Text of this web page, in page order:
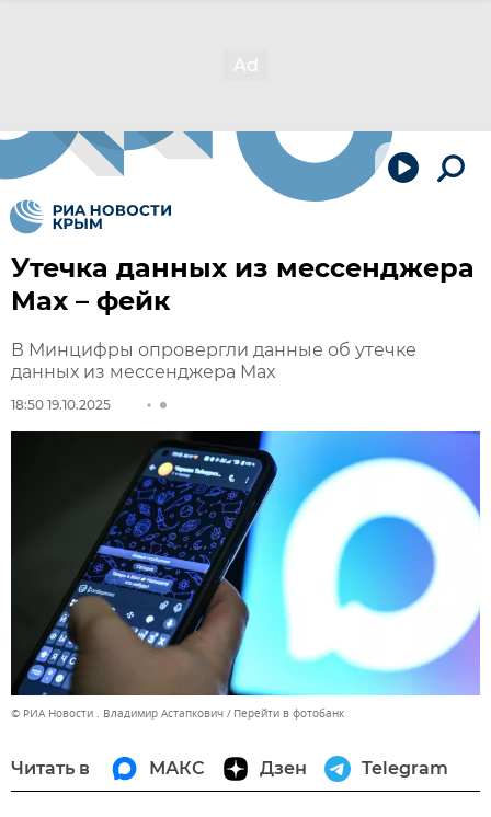
Утечка данных из мессенджера
Max – фейк
В Минцифры опровергли данные об утечке
данных из мессенджера Max
18:50 19.10.2025
© РИА Новости . Владимир Астапкович Перейти в фотобанк
Читать в МАКС Дзен Telegram